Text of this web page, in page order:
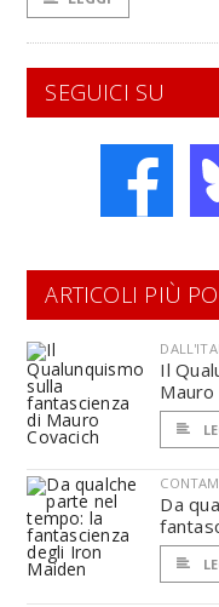
SEGUICI SU
ARTICOLI PIÙ
Il
Mauro
Da